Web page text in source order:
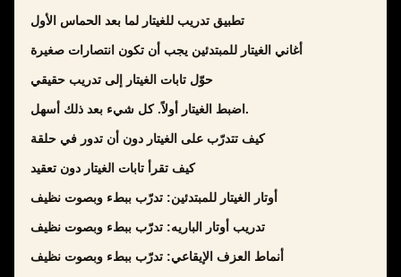
تطبيق تدريب للغيتار لما بعد الحماس الأول
أغاني الغيتار للمبتدئين يجب أن تكون انتصارات صغيرة
حوّل تابات الغيتار إلى تدريب حقيقي
اضبط الغيتار أولاً. كل شيء بعد ذلك أسهل.
كيف تتدرّب على الغيتار دون أن تدور في حلقة
كيف تقرأ تابات الغيتار دون تعقيد
أوتار الغيتار للمبتدئين: تدرّب ببطء وبصوت نظيف
تدريب أوتار الباريه: تدرّب ببطء وبصوت نظيف
أنماط العزف الإيقاعي: تدرّب ببطء وبصوت نظيف